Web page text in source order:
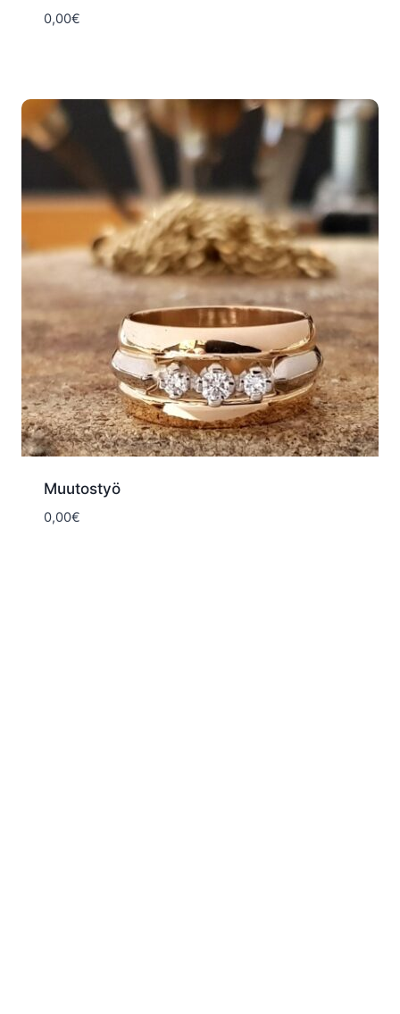
0,00€
Muutostyö
0,00€